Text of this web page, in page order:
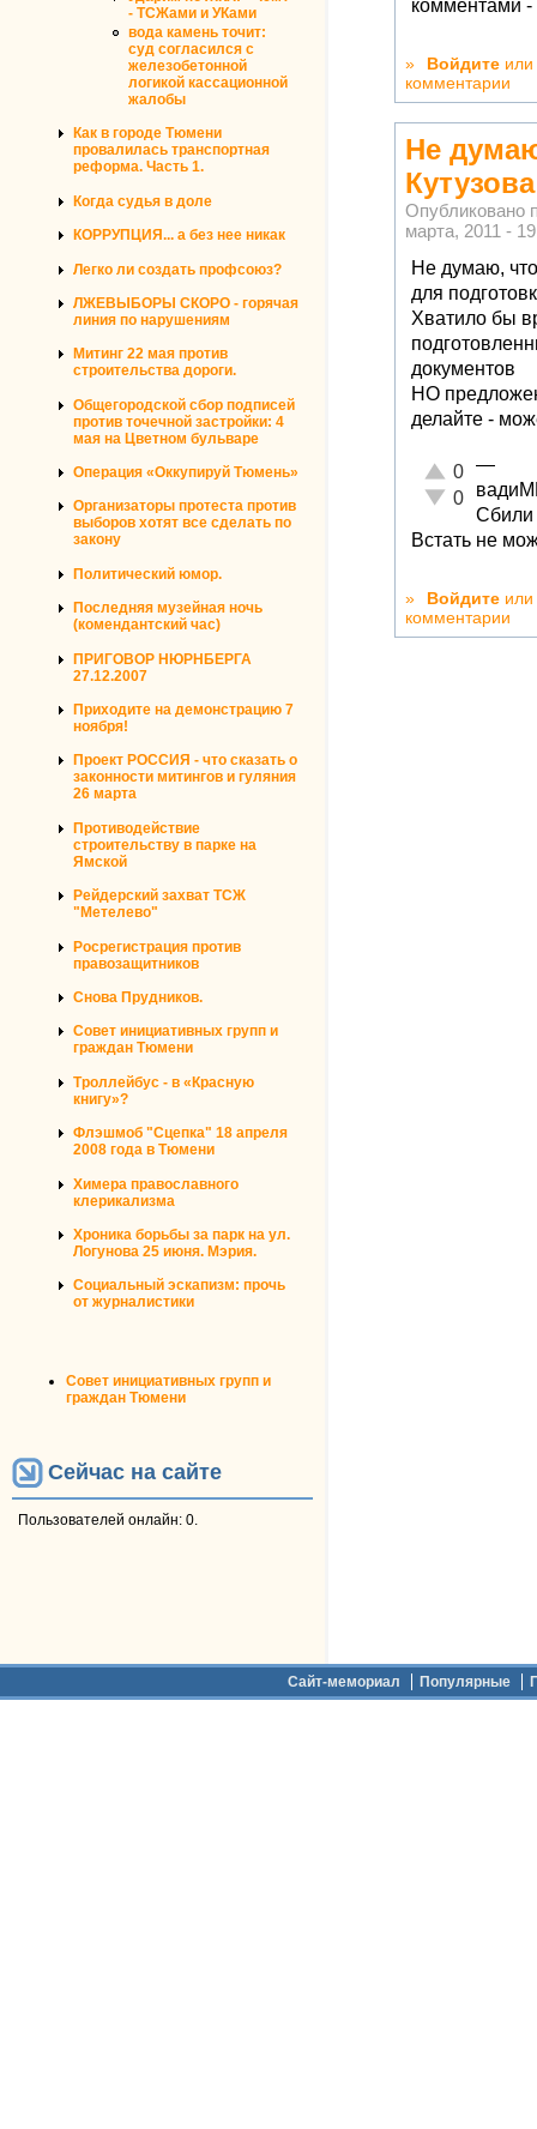
- ТСЖами и УКами
вода камень точит:
суд согласился с
железобетонной
логикой кассационной
жалобы
Как в городе Тюмени
провалилась транспортная
реформа. Часть 1.
Когда судья в доле
КОРРУПЦИЯ... а без нее никак
Легко ли создать профсоюз?
ЛЖЕВЫБОРЫ СКОРО - горячая
линия по нарушениям
Митинг 22 мая против
строительства дороги.
Общегородской сбор подписей
против точечной застройки: 4
мая на Цветном бульваре
Операция «Оккупируй Тюмень»
Организаторы протеста против
выборов хотят все сделать по
закону
Политический юмор.
Последняя музейная ночь
(комендантский час)
ПРИГОВОР НЮРНБЕРГА
27.12.2007
Приходите на демонстрацию 7
ноября!
Проект РОССИЯ - что сказать о
законности митингов и гуляния
26 марта
Противодействие
строительству в парке на
Ямской
Рейдерский захват ТСЖ
"Метелево"
Росрегистрация против
правозащитников
Снова Прудников.
Совет инициативных групп и
граждан Тюмени
Троллейбус - в «Красную
книгу»?
Флэшмоб "Сцепка" 18 апреля
2008 года в Тюмени
Химера православного
клерикализма
Хроника борьбы за парк на ул.
Логунова 25 июня. Мэрия.
Социальный эскапизм: прочь
от журналистики
Совет инициативных групп и
граждан Тюмени
Сейчас на сайте
Пользователей онлайн: 0.
комментами
» Войдите или
комментарии
Не
Опубликовано
марта, 2011 -
Не думаю,
для
Хватило бы
документов
НО
делайте -
Отлично!
0
Неадекватно!
0
—
Сбили
Встать не
» Войдите или
комментарии
Сайт-мемориал Популярные